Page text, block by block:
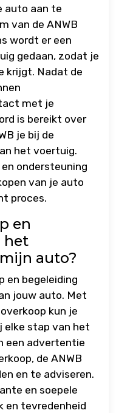
auto aan te
van de ANWB
wordt er een
gedaan, zodat je
krijgt. Nadat de
met je
is bereikt over
je bij de
het voertuig.
ondersteuning
van je auto
proces.
en
het
auto?
en begeleiding
jouw auto. Met
kun je
elke stap van het
een advertentie
de ANWB
en te adviseren.
en soepele
en tevredenheid